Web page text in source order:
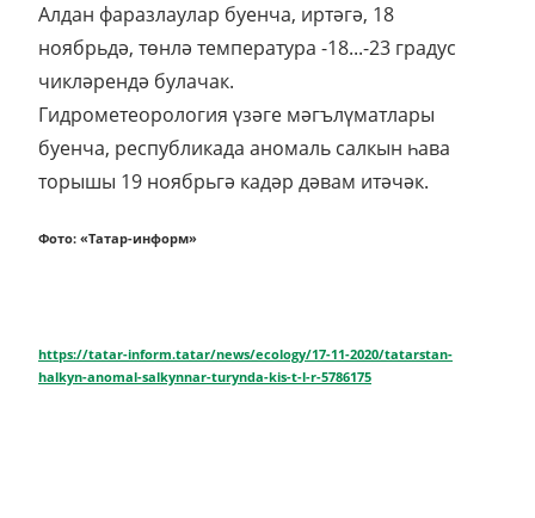
Алдан фаразлаулар буенча, иртәгә, 18
ноябрьдә, төнлә температура -18...-23 градус
чикләрендә булачак.
Гидрометеорология үзәге мәгълүматлары
буенча, республикада аномаль салкын һава
торышы 19 ноябрьгә кадәр дәвам итәчәк.
Фото: «Татар-информ»
https://tatar-inform.tatar/news/ecology/17-11-2020/tatarstan-
halkyn-anomal-salkynnar-turynda-kis-t-l-r-5786175